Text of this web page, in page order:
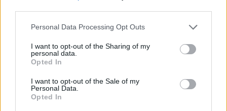
Personal Data Processing Opt Outs
I want to opt-out of the Sharing of my
personal data.
Opted In
I want to opt-out of the Sale of my
Personal Data.
Opted In
θύματα, δυο γυναίκες και έξι άνδρες, περίπου
τριάντα ετών, είχαν κομματιαστεί και τα
υπολείμματά τους βρέθηκαν σε σχεδόν πενήντα
πλαστικές σακούλες πεταμένες σε χαράδρα στη
Σαποπάν, άλλο προάστιο της Γουαδαλαχάρας.